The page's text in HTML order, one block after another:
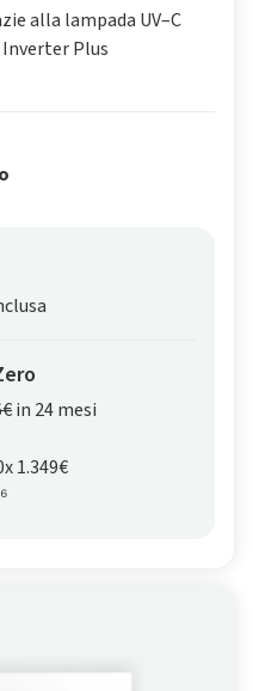
alla lampada UV–C
Plus
in 24 mesi
1.349€